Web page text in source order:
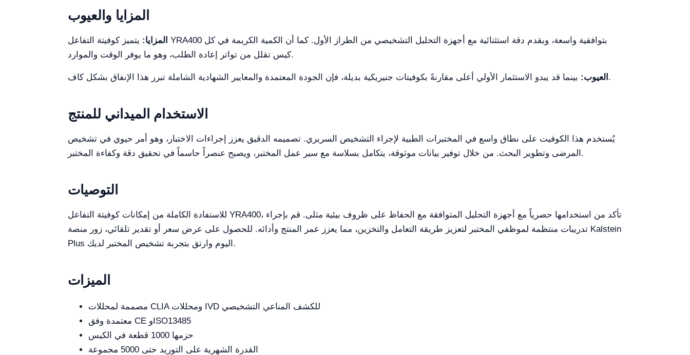
المزايا والعيوب
المزايا: يتميز كوفيتة التفاعل YRA400 بتوافقية واسعة، ويقدم دقة استثنائية مع أجهزة التحليل التشخيصي من الطراز الأول. كما أن الكمية الكريمة في كل
كيس تقلل من تواتر إعادة الطلب، وهو ما يوفر الوقت والموارد.
العيوب: بينما قد يبدو الاستثمار الأولي أعلى مقارنةً بكوفيتات جنيريكية بديلة، فإن الجودة المعتمدة والمعايير الشهادية الشاملة تبرر هذا الإنفاق بشكل كاف.
الاستخدام الميداني للمنتج
يُستخدم هذا الكوفيت على نطاق واسع في المختبرات الطبية لإجراء التشخيص السريري. تصميمه الدقيق يعزز إجراءات الاختبار، وهو أمر حيوي في تشخيص
المرضى وتطوير البحث. من خلال توفير بيانات موثوقة، يتكامل بسلاسة مع سير عمل المختبر، ويصبح عنصراً حاسماً في تحقيق دقة وكفاءة المختبر.
التوصيات
للاستفادة الكاملة من إمكانات كوفيتة التفاعل YRA400، تأكد من استخدامها حصرياً مع أجهزة التحليل المتوافقة مع الحفاظ على ظروف بيئية مثلى. قم بإجراء
تدريبات منتظمة لموظفي المختبر لتعزيز طريقة التعامل والتخزين، مما يعزز عمر المنتج وأدائه. للحصول على عرض سعر أو تقدير تلقائي، زور منصة Kalstein
Plus اليوم وارتق بتجربة تشخيص المختبر لديك.
الميزات
مصممة لمحللات CLIA ومحللات IVD للكشف المناعي التشخيصي
معتمدة وفق CE وISO13485
حزمها 1000 قطعة في الكيس
القدرة الشهرية على التوريد حتى 5000 مجموعة